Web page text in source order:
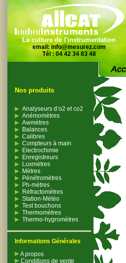
La culture de l'instrumentation
email: info@mesurez.com
Tél : 04 42 34 83 48
Nos produits
Analyseurs d’o2 et co2
Anémomètres
Awmètres
Balances
Calibres
Compteurs à main
Electrochimie
Enregistreurs
Luxmètres
Mètres
Pénétromètres
Ph-mètres
Réfractomètres
Station-Météo
Test bouchons
Thermomètres
Thermo-hygromètres
Informations Générales
A propos
Conditions de vente